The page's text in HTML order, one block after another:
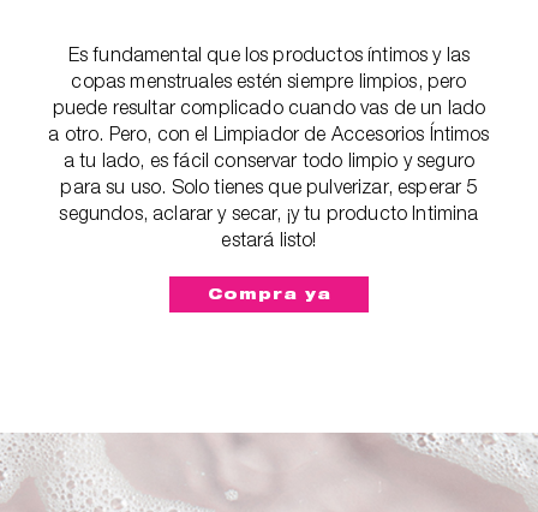
Es fundamental que los productos íntimos y las
copas menstruales estén siempre limpios, pero
puede resultar complicado cuando vas de un lado
a otro. Pero, con el Limpiador de Accesorios Íntimos
a tu lado, es fácil conservar todo limpio y seguro
para su uso. Solo tienes que pulverizar, esperar 5
segundos, aclarar y secar, ¡y tu producto Intimina
estará listo!
Compra ya